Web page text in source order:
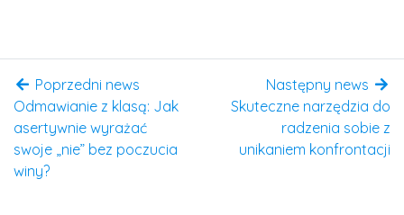
Poprzedni news
Odmawianie z klasą: Jak
asertywnie wyrażać
swoje „nie” bez poczucia
winy?
Następny news
Skuteczne narzędzia do
radzenia sobie z
unikaniem konfrontacji